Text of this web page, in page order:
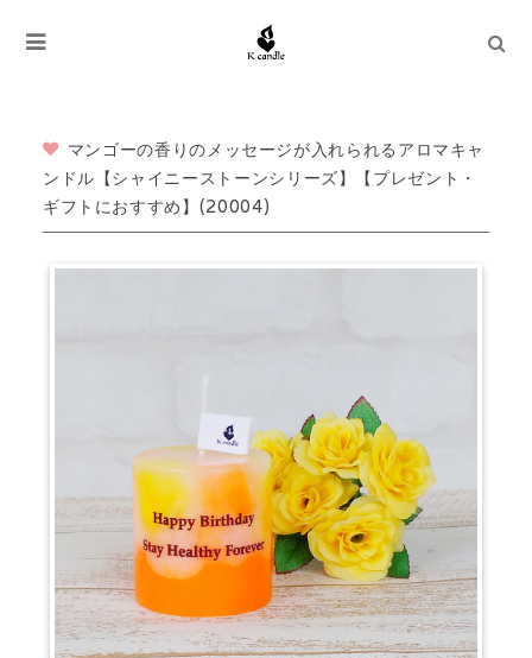
マンゴーの香りのメッセージが入れられるアロマキャ
ンドル【シャイニーストーンシリーズ】【プレゼント・
ギフトにおすすめ】(20004)